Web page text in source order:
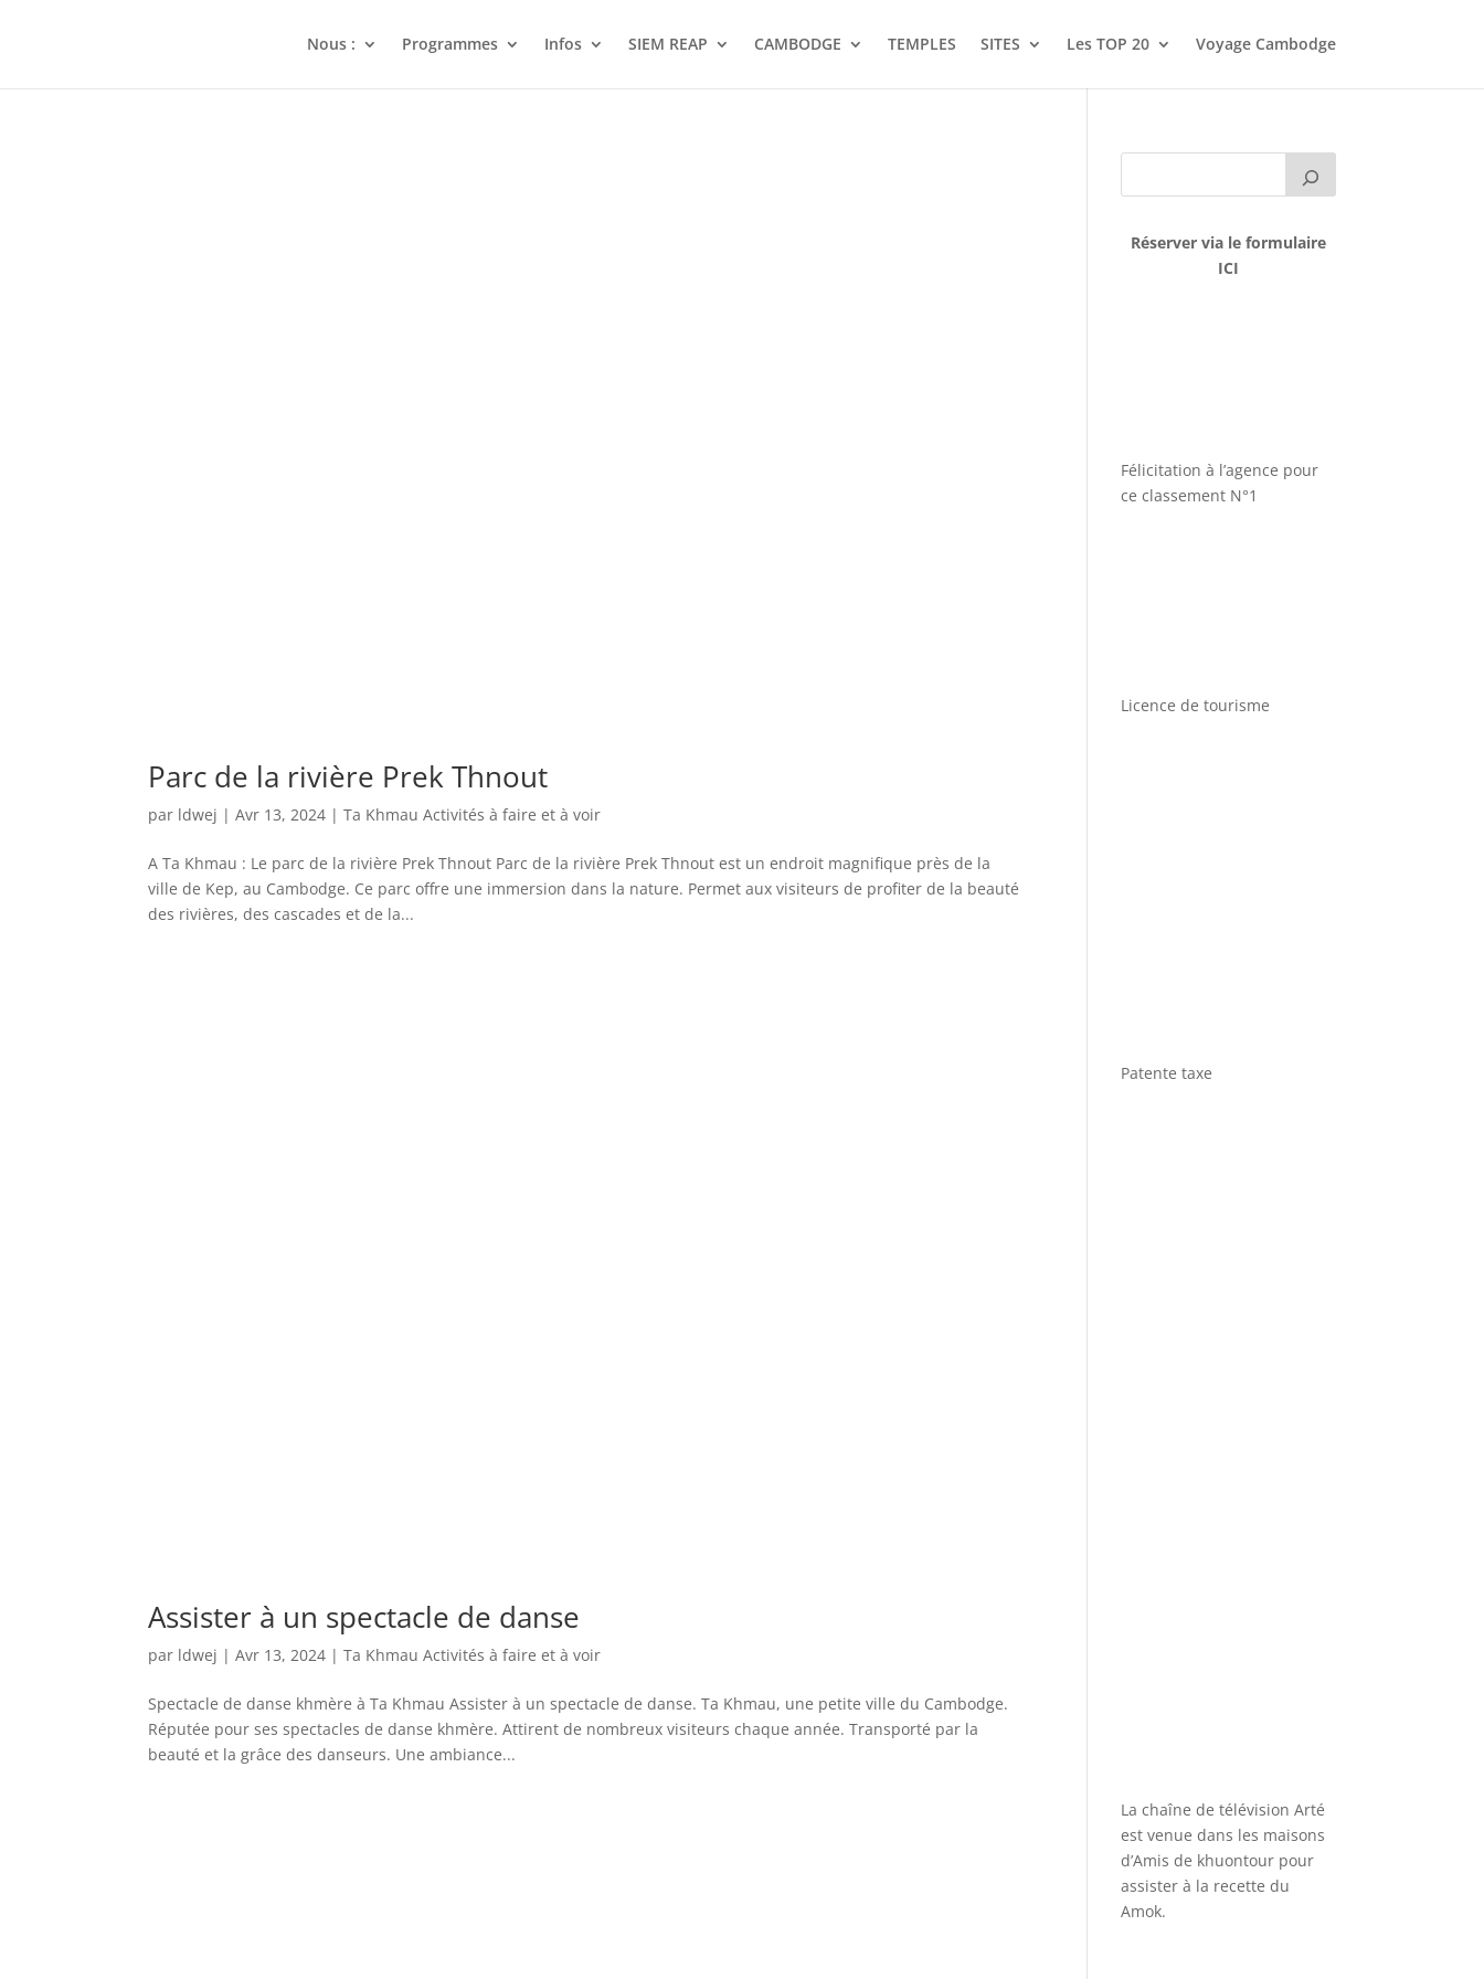
Nous : Programmes Infos SIEM REAP CAMBODGE TEMPLES SITES Les TOP 20 Voyage Cambodge
Parc de la rivière Prek Thnout
par ldwej |Avr 13, 2024 |Ta Khmau Activités à faire et à voir
A Ta Khmau : Le parc de la rivière Prek Thnout Parc de la rivière Prek Thnout est un endroit magnifique près de la
ville de Kep, au Cambodge. Ce parc offre une immersion dans la nature. Permet aux visiteurs de profiter de la beauté
des rivières, des cascades et de la...
Assister à un spectacle de danse
par ldwej |Avr 13, 2024 |Ta Khmau Activités à faire et à voir
Spectacle de danse khmère à Ta Khmau Assister à un spectacle de danse. Ta Khmau, une petite ville du Cambodge.
Réputée pour ses spectacles de danse khmère. Attirent de nombreux visiteurs chaque année. Transporté par la
beauté et la grâce des danseurs. Une ambiance...
Réserver via le formulaire
ICI
Félicitation à l’agence pour
ce classement N°1
Licence de tourisme
Patente taxe
La chaîne de télévision Arté
est venue dans les maisons
d’Amis de khuontour pour
assister à la recette du
Amok.